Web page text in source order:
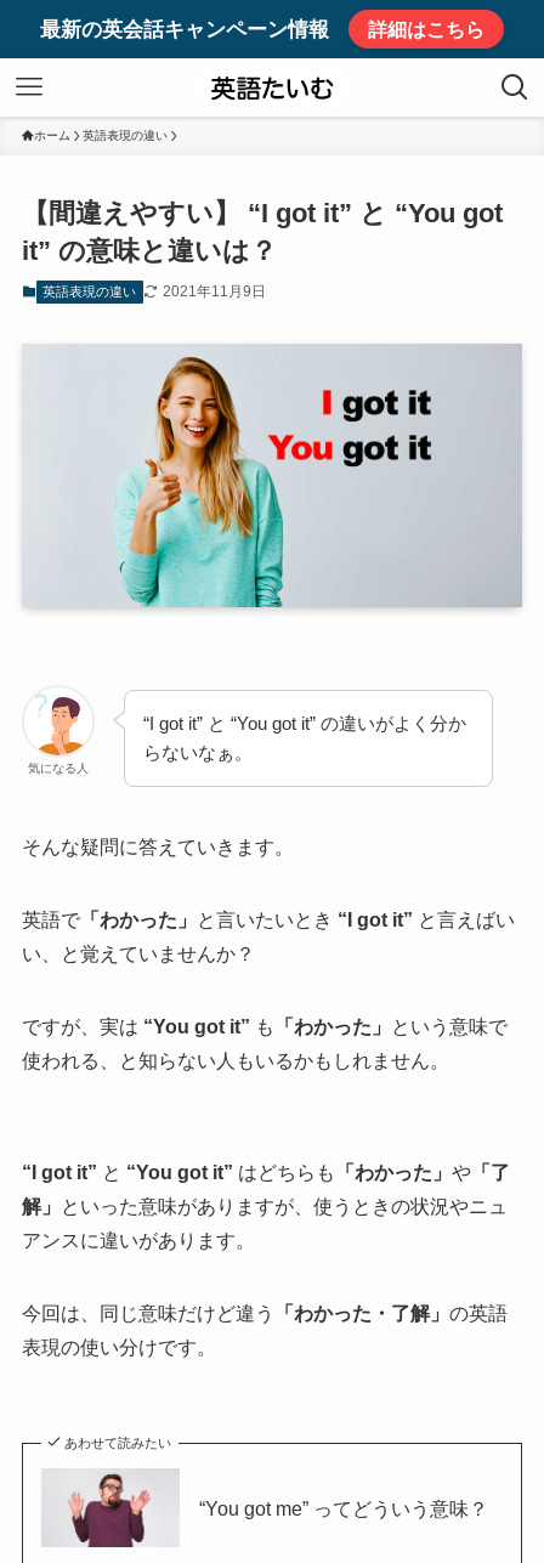
最新の英会話キャンペーン情報 詳細はこちら
ホーム 英語表現の違い
【間違えやすい】 “I got it” と “You got
it” の意味と違いは？
英語表現の違い 2021年11月9日
気になる人
“I got it” と “You got it” の違いがよく分か
らないなぁ。
そんな疑問に答えていきます。
英語で「わかった」 と言いたいとき “I got it” と言えばい
い、と覚えていませんか？
ですが、実は “You got it” も 「わかった」
という意味で
使われる、と知らない人もいるかもしれません。
“I got it” と “You got it” はどちらも 「わかった」 や「了
解」
といった意味がありますが、使うときの状況やニュ
アンスに違いがあります。
今回は、同じ意味だけど違う 「わかった・了解」 の英語
表現の使い分けです。
あわせて読みたい
“You got me” ってどういう意味？